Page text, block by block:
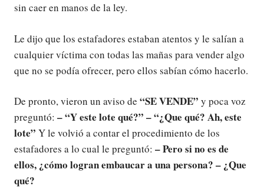
sin caer en manos de la ley.
Le dijo que los estafadores estaban atentos y le salían a
cualquier víctima con todas las mañas para vender algo
que no se podía ofrecer, pero ellos sabían cómo hacerlo.
De pronto, vieron un aviso de “SE VENDE” y poca voz
preguntó: – “Y este lote qué?” – “¿Que qué? Ah, este
lote” Y le volvió a contar el procedimiento de los
estafadores a lo cual le preguntó: – Pero si no es de
ellos, ¿cómo logran embaucar a una persona? – ¿Que
qué?